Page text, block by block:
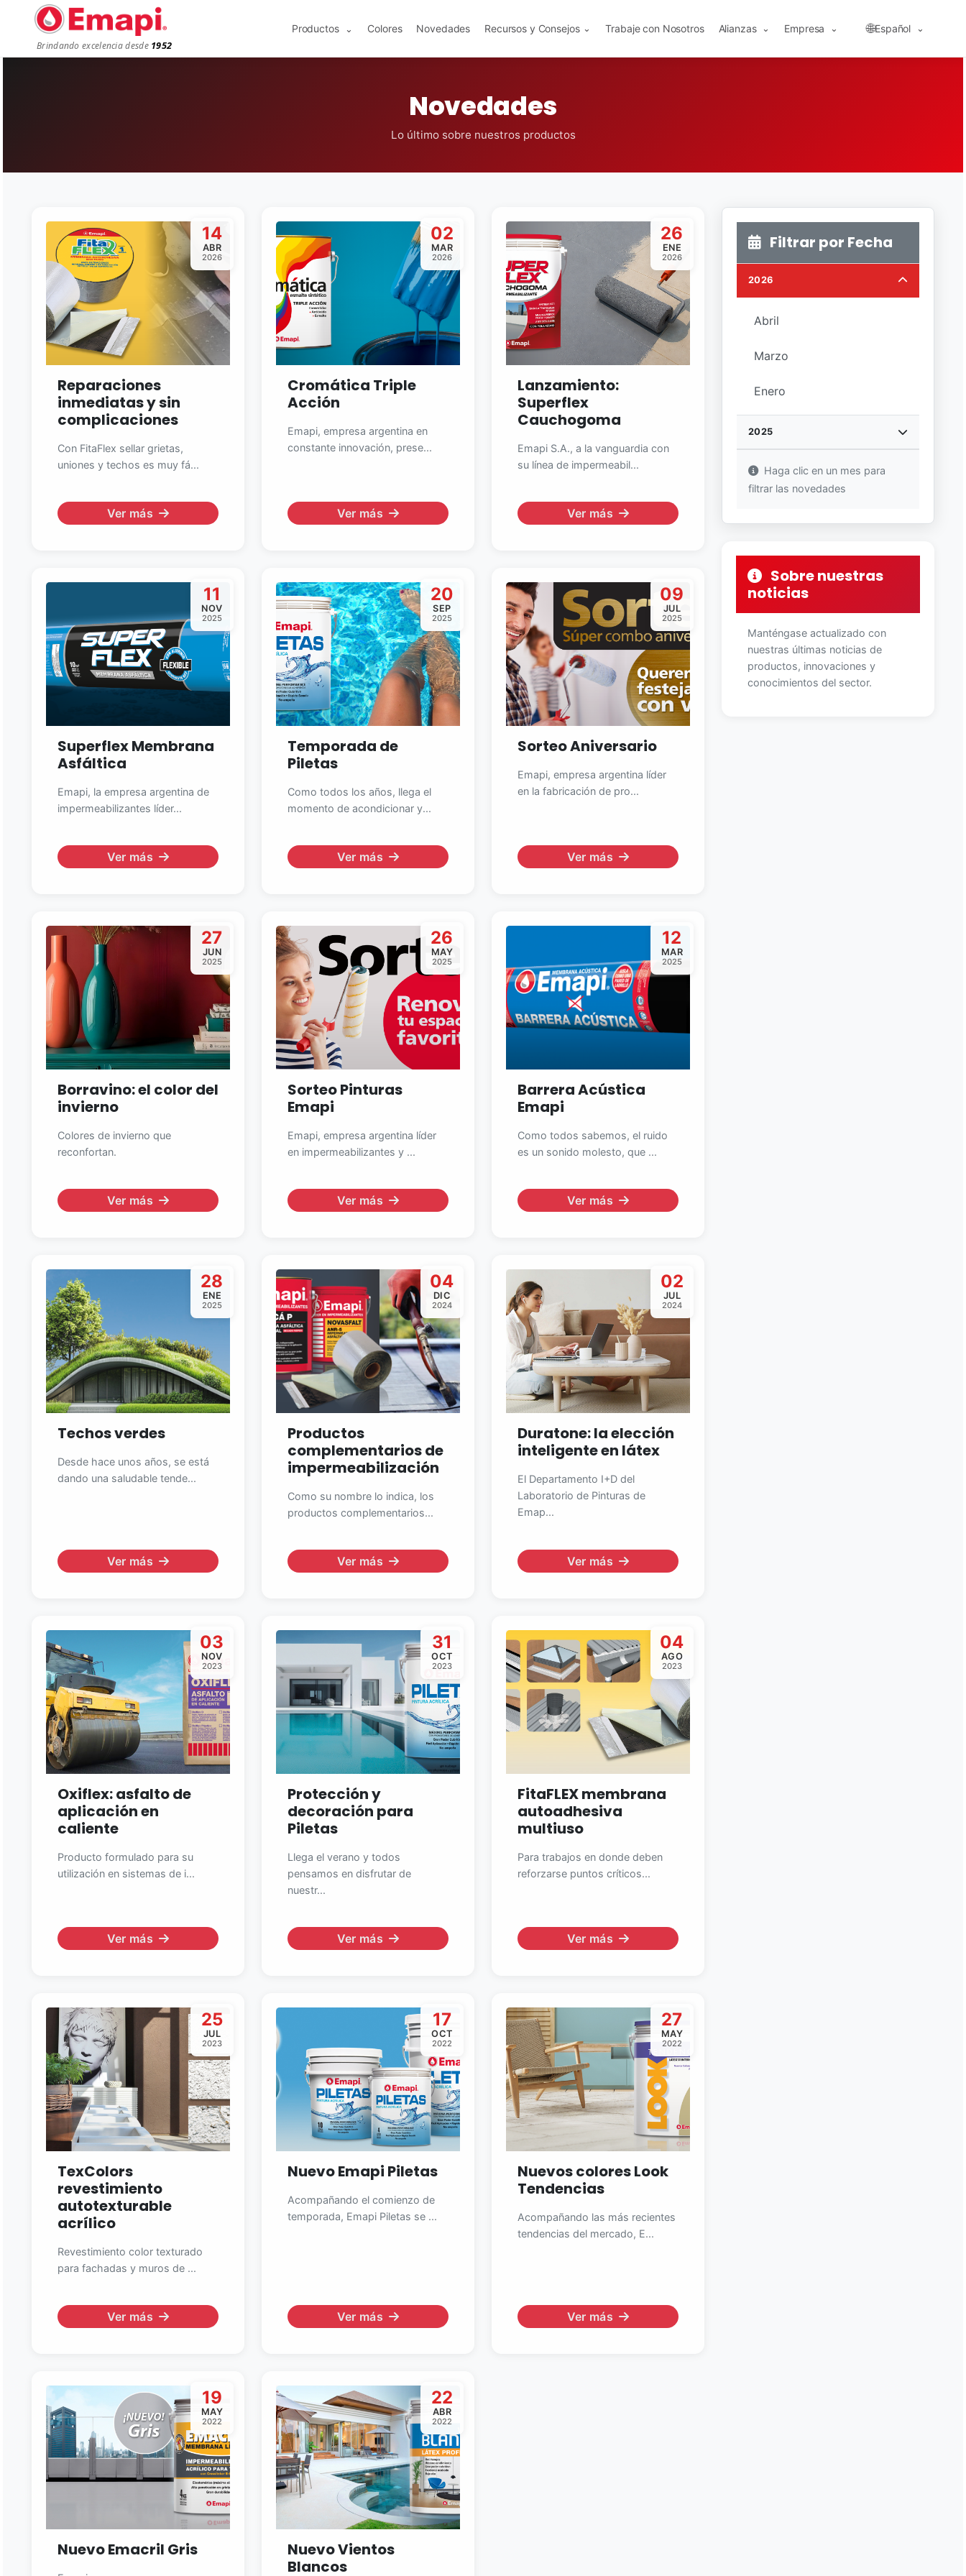
Brindando excelencia desde 1952
Productos ⌄ Colores Novedades Recursos y Consejos ⌄ Trabaje con Nosotros Alianzas ⌄ Empresa ⌄ 🌐Español ⌄
Novedades
Lo último sobre nuestros productos
14
ABR
2026
Reparaciones
inmediatas y sin
complicaciones
Con FitaFlex sellar grietas,
uniones y techos es muy fá...
Ver más
02
MAR
2026
Cromática Triple
Acción
Emapi, empresa argentina en
constante innovación, prese...
Ver más
26
ENE
2026
Lanzamiento:
Superflex
Cauchogoma
Emapi S.A., a la vanguardia con
su línea de impermeabil...
Ver más
11
NOV
2025
Superflex Membrana
Asfáltica
Emapi, la empresa argentina de
impermeabilizantes líder...
Ver más
20
SEP
2025
Temporada de
Piletas
Como todos los años, llega el
momento de acondicionar y...
Ver más
09
JUL
2025
Sorteo Aniversario
Emapi, empresa argentina líder
en la fabricación de pro...
Ver más
27
JUN
2025
Borravino: el color del
invierno
Colores de invierno que
reconfortan.
Ver más
26
MAY
2025
Sorteo Pinturas
Emapi
Emapi, empresa argentina líder
en impermeabilizantes y ...
Ver más
12
MAR
2025
Barrera Acústica
Emapi
Como todos sabemos, el ruido
es un sonido molesto, que ...
Ver más
28
ENE
2025
Techos verdes
Desde hace unos años, se está
dando una saludable tende...
Ver más
04
DIC
2024
Productos
complementarios de
impermeabilización
Como su nombre lo indica, los
productos complementarios...
Ver más
02
JUL
2024
Duratone: la elección
inteligente en látex
El Departamento I+D del
Laboratorio de Pinturas de
Emap...
Ver más
03
NOV
2023
Oxiflex: asfalto de
aplicación en
caliente
Producto formulado para su
utilización en sistemas de i...
Ver más
31
OCT
2023
Protección y
decoración para
Piletas
Llega el verano y todos
pensamos en disfrutar de
nuestr...
Ver más
04
AGO
2023
FitaFLEX membrana
autoadhesiva
multiuso
Para trabajos en donde deben
reforzarse puntos críticos...
Ver más
25
JUL
2023
TexColors
revestimiento
autotexturable
acrílico
Revestimiento color texturado
para fachadas y muros de ...
Ver más
17
OCT
2022
Nuevo Emapi Piletas
Acompañando el comienzo de
temporada, Emapi Piletas se ...
Ver más
27
MAY
2022
Nuevos colores Look
Tendencias
Acompañando las más recientes
tendencias del mercado, E...
Ver más
19
MAY
2022
Nuevo Emacril Gris
22
ABR
2022
Nuevo Vientos
Blancos
Filtrar por Fecha
2026
Abril
Marzo
Enero
2025
Haga clic en un mes para
filtrar las novedades
Sobre nuestras
noticias
Manténgase actualizado con
nuestras últimas noticias de
productos, innovaciones y
conocimientos del sector.